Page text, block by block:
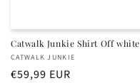
Catwalk Junkie Shirt Off white
Verkoper:
CATWALK JUNKIE
Normale
€59,99 EUR